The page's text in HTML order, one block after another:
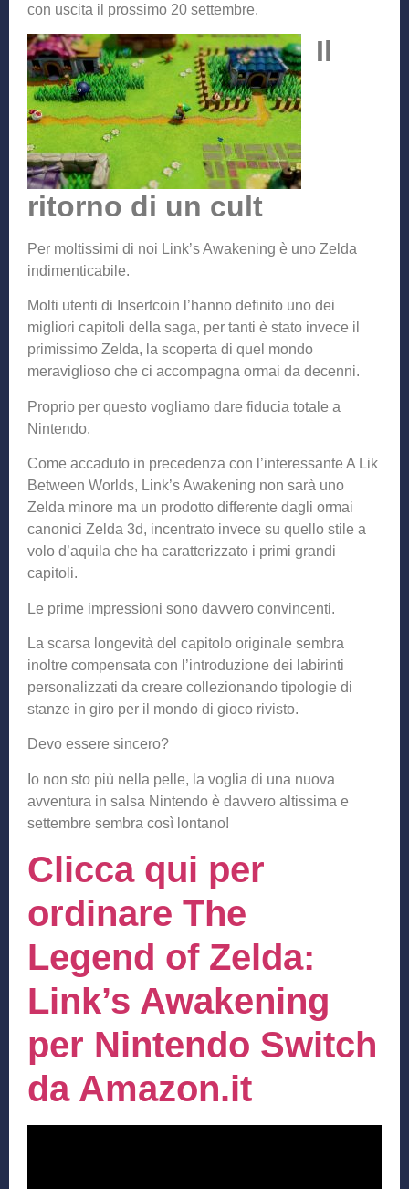
con uscita il prossimo 20 settembre.
Il
ritorno di un cult
Per moltissimi di noi Link’s Awakening è uno Zelda
indimenticabile.
Molti utenti di Insertcoin l’hanno definito uno dei
migliori capitoli della saga, per tanti è stato invece il
primissimo Zelda, la scoperta di quel mondo
meraviglioso che ci accompagna ormai da decenni.
Proprio per questo vogliamo dare fiducia totale a
Nintendo.
Come accaduto in precedenza con l’interessante A Lik
Between Worlds, Link’s Awakening non sarà uno
Zelda minore ma un prodotto differente dagli ormai
canonici Zelda 3d, incentrato invece su quello stile a
volo d’aquila che ha caratterizzato i primi grandi
capitoli.
Le prime impressioni sono davvero convincenti.
La scarsa longevità del capitolo originale sembra
inoltre compensata con l’introduzione dei labirinti
personalizzati da creare collezionando tipologie di
stanze in giro per il mondo di gioco rivisto.
Devo essere sincero?
Io non sto più nella pelle, la voglia di una nuova
avventura in salsa Nintendo è davvero altissima e
settembre sembra così lontano!
Clicca qui per
ordinare The
Legend of Zelda:
Link’s Awakening
per Nintendo Switch
da Amazon.it